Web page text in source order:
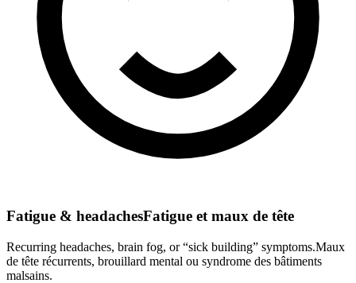
Fatigue & headachesFatigue et maux de tête
Recurring headaches, brain fog, or “sick building” symptoms.Maux
de tête récurrents, brouillard mental ou syndrome des bâtiments
malsains.